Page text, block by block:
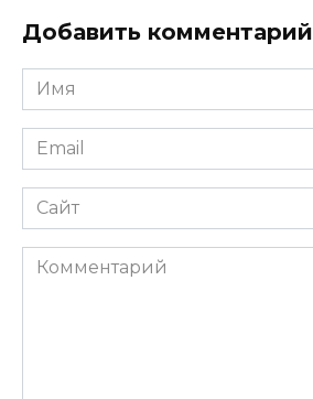
Добавить комментарий
Имя
*
Email
*
Сайт
Комментарий